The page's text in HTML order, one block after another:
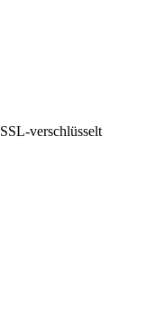
SSL-verschlüsselt